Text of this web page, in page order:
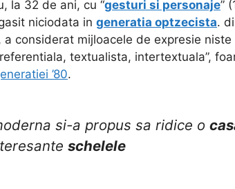
la 32 de ani, cu “gesturi si personaje”
niciodata in generatia optzecista.
a considerat mijloacele de expresie niste
textualista, intertextuala”,
’80.
si-a propus sa ridice o
schelele